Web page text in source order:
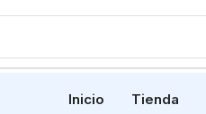
Inicio Tienda